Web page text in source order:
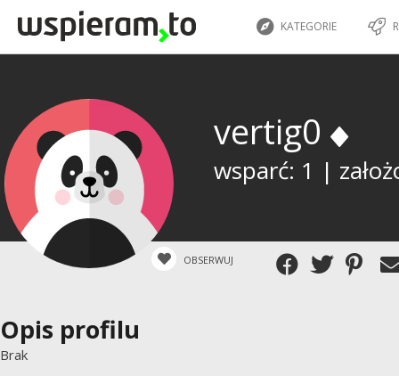
KATEGORIE
vertig0
wsparć: 1 |
OBSERWUJ
Opis profilu
Brak